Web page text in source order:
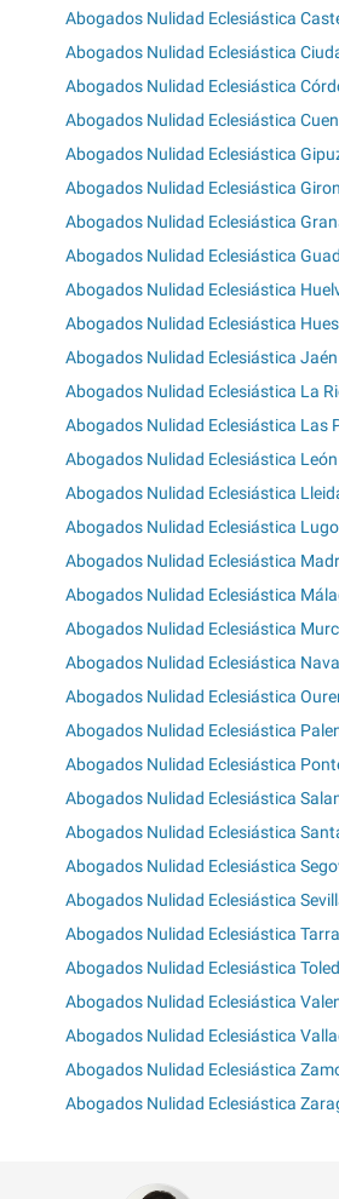
Abogados Nulidad Eclesiástica
Abogados Nulidad Eclesiástica
Abogados Nulidad Eclesiástica
Abogados Nulidad Eclesiástica
Abogados Nulidad Eclesiástica
Abogados Nulidad Eclesiástica
Abogados Nulidad Eclesiástica
Abogados Nulidad Eclesiástica
Abogados Nulidad Eclesiástica
Abogados Nulidad Eclesiástica
Abogados Nulidad Eclesiástica Jaén
Abogados Nulidad Eclesiástica La
Abogados Nulidad Eclesiástica Las
Abogados Nulidad Eclesiástica León
Abogados Nulidad Eclesiástica
Abogados Nulidad Eclesiástica Lugo
Abogados Nulidad Eclesiástica
Abogados Nulidad Eclesiástica
Abogados Nulidad Eclesiástica
Abogados Nulidad Eclesiástica
Abogados Nulidad Eclesiástica
Abogados Nulidad Eclesiástica
Abogados Nulidad Eclesiástica
Abogados Nulidad Eclesiástica
Abogados Nulidad Eclesiástica
Abogados Nulidad Eclesiástica
Abogados Nulidad Eclesiástica
Abogados Nulidad Eclesiástica
Abogados Nulidad Eclesiástica
Abogados Nulidad Eclesiástica
Abogados Nulidad Eclesiástica
Abogados Nulidad Eclesiástica
Abogados Nulidad Eclesiástica